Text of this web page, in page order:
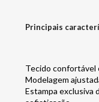
Principais
Tecido confortável
Modelagem
Estampa exclusiva